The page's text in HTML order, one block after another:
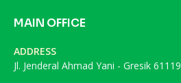
MAIN OFFICE
ADDRESS
Jl. Jenderal Ahmad Yani - Gresik 61119